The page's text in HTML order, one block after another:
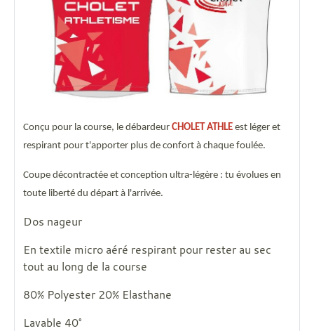
Conçu pour la course, le débardeur CHOLET ATHLE est léger et
respirant pour t'apporter plus de confort à chaque foulée.
Coupe décontractée et conception ultra-légère : tu évolues en
toute liberté du départ à l'arrivée.
Dos nageur
En textile micro aéré respirant pour rester au sec
tout au long de la course
80% Polyester 20% Elasthane
Lavable 40°